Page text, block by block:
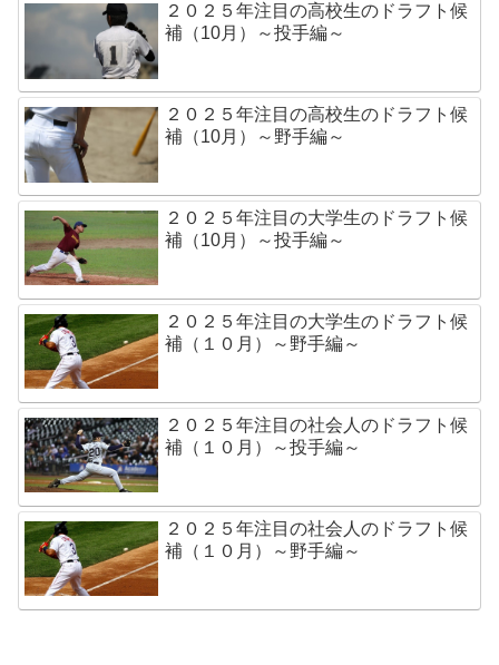
２０２５年注目の高校生のドラフト候
補（10月）～投手編～
２０２５年注目の高校生のドラフト候
補（10月）～野手編～
２０２５年注目の大学生のドラフト候
補（10月）～投手編～
２０２５年注目の大学生のドラフト候
補（１０月）～野手編～
２０２５年注目の社会人のドラフト候
補（１０月）～投手編～
２０２５年注目の社会人のドラフト候
補（１０月）～野手編～